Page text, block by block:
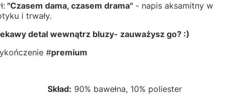
"Czasem dama, czasem drama" - napis aksamitny w
i trwały.
detal wewnątrz bluzy- zauważysz go? :)
#premium
Skład: 90% bawełna, 10% poliester